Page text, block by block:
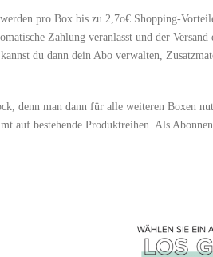
pro Box bis zu 2,7o€ Shopping-
Zahlung veranlasst und der
du dann dein Abo verwalten,
denn man dann für alle weiteren Boxen
auf bestehende Produktreihen. Als